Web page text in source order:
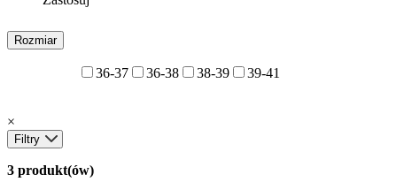
Rozmiar
36-37 36-38 38-39 39-41
×
Filtry
3 produkt(ów)